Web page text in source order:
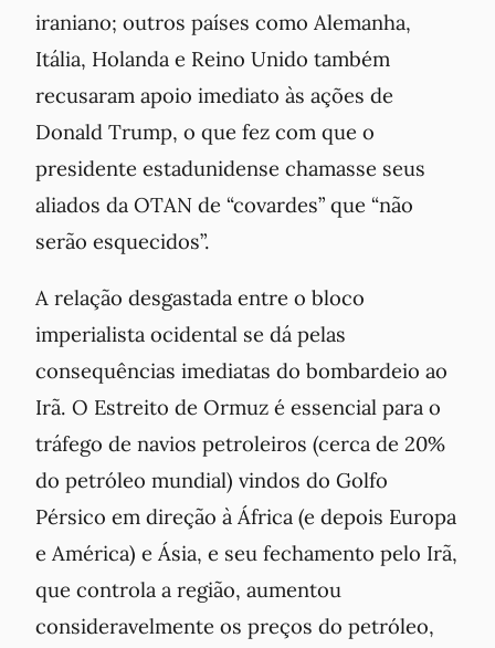
iraniano; outros países como Alemanha,
Itália, Holanda e Reino Unido também
recusaram apoio imediato às ações de
Donald Trump, o que fez com que o
presidente estadunidense chamasse seus
aliados da OTAN de “covardes” que “não
serão esquecidos”.
A relação desgastada entre o bloco
imperialista ocidental se dá pelas
consequências imediatas do bombardeio ao
Irã. O Estreito de Ormuz é essencial para o
tráfego de navios petroleiros (cerca de 20%
do petróleo mundial) vindos do Golfo
Pérsico em direção à África (e depois Europa
e América) e Ásia, e seu fechamento pelo Irã,
que controla a região, aumentou
consideravelmente os preços do petróleo,